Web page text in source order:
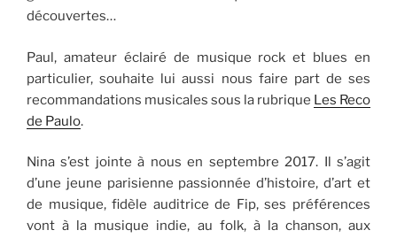
découvertes…
Paul, amateur éclairé de musique rock et blues en
particulier, souhaite lui aussi nous faire part de ses
recommandations musicales sous la rubrique Les Reco
de Paulo.
Nina s’est jointe à nous en septembre 2017. Il s’agit
d’une jeune parisienne passionnée d’histoire, d’art et
de musique, fidèle auditrice de Fip, ses préférences
vont à la musique indie, au folk, à la chanson, aux